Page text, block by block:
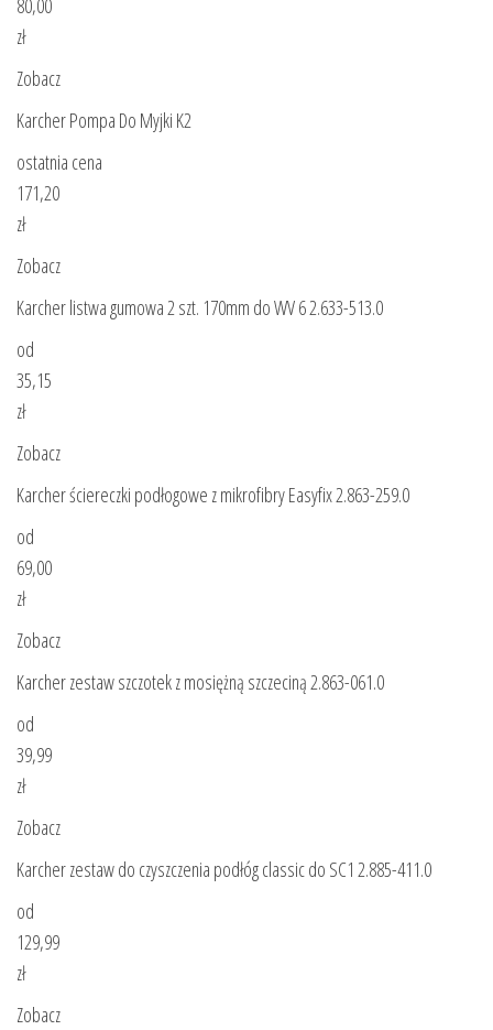
80,00
zł
Zobacz
Karcher Pompa Do Myjki K2
ostatnia cena
171,20
zł
Zobacz
Karcher listwa gumowa 2 szt. 170mm do WV 6 2.633-513.0
od
35,15
zł
Zobacz
Karcher ściereczki podłogowe z mikrofibry Easyfix 2.863-259.0
od
69,00
zł
Zobacz
Karcher zestaw szczotek z mosiężną szczeciną 2.863-061.0
od
39,99
zł
Zobacz
Karcher zestaw do czyszczenia podłóg classic do SC1 2.885-411.0
od
129,99
zł
Zobacz